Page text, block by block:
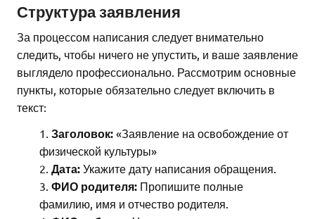
Структура заявления
За процессом написания следует внимательно
следить, чтобы ничего не упустить, и ваше заявление
выглядело профессионально. Рассмотрим основные
пункты, которые обязательно следует включить в
текст:
Заголовок: «Заявление на освобождение от
физической культуры»
Дата: Укажите дату написания обращения.
ФИО родителя: Пропишите полные
фамилию, имя и отчество родителя.